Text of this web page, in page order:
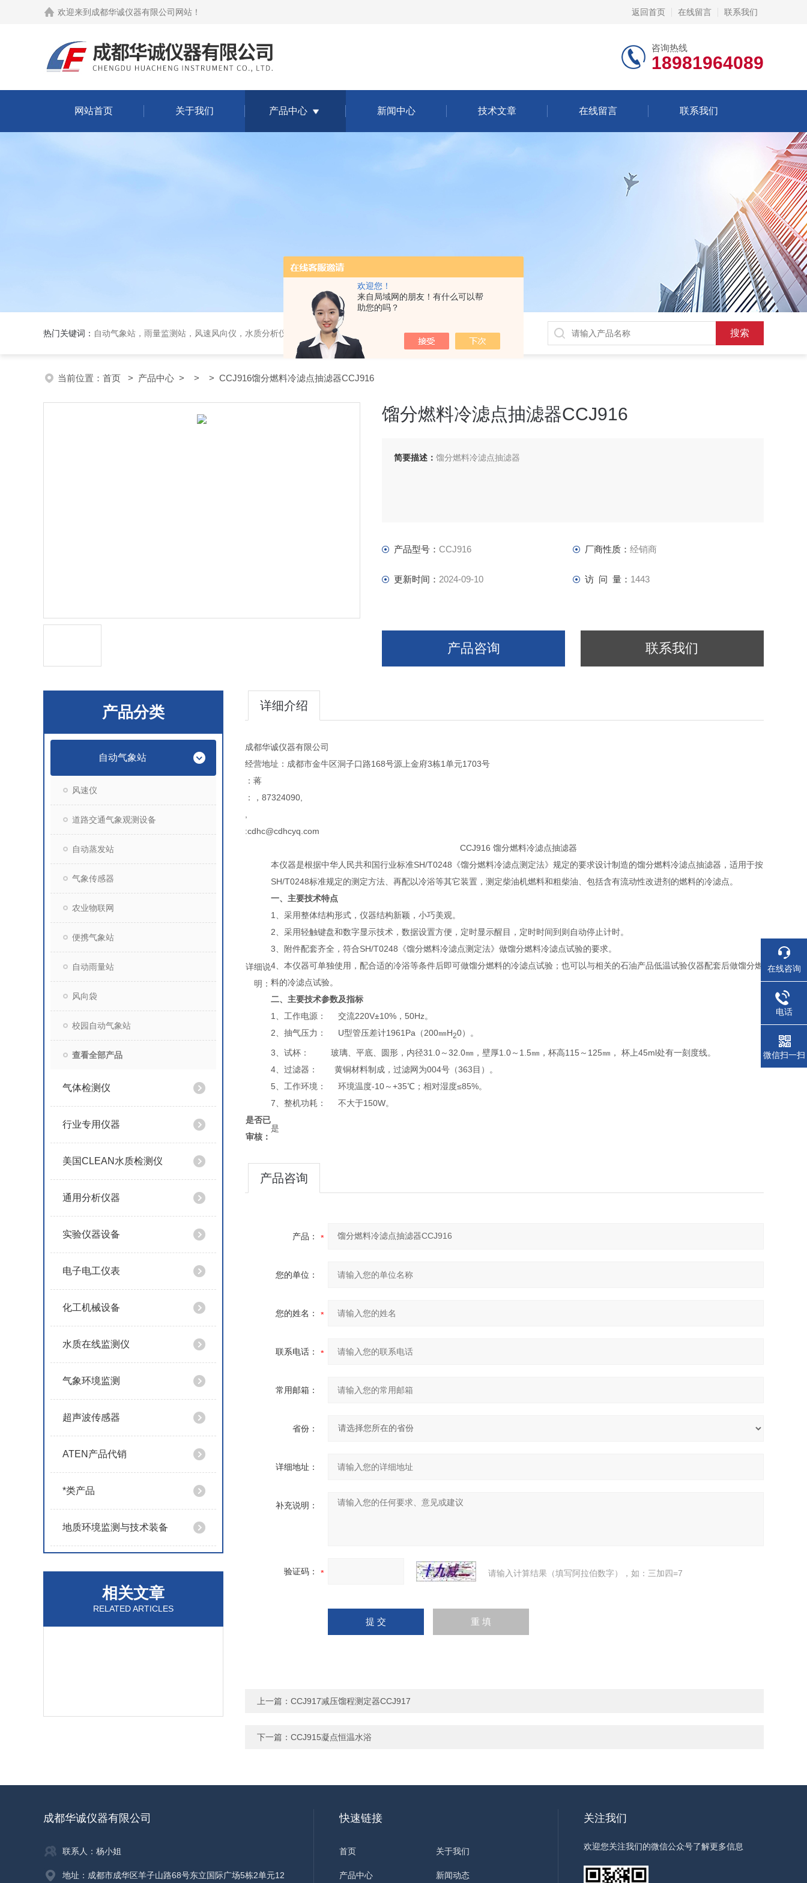
欢迎您！
来自局域网的朋友！有什么可以帮
助您的吗？
欢迎来到 成都华诚仪器有限公司网站 ！ 返回首页 在线留言 联系我们
咨询热线
18981964089
网站首页 关于我们 产品中心 新闻中心 技术文章 在线留言 联系我们
热门关键词： 自动气象站，雨量监测站，风速风向仪，水质分析仪，气体分析报警器，
当前位置： 首页 > 产品中心 > > > CCJ916馏分燃料冷滤点抽滤器CCJ916
馏分燃料冷滤点抽滤器CCJ916
简要描述： 馏分燃料冷滤点抽滤器
产品型号： CCJ916 厂商性质： 经销商
更新时间： 2024-09-10 访 问 量： 1443
产品咨询 联系我们
产品分类
自动气象站
风速仪
道路交通气象观测设备
自动蒸发站
气象传感器
农业物联网
便携气象站
自动雨量站
风向袋
校园自动气象站
查看全部产品
气体检测仪
行业专用仪器
美国CLEAN水质检测仪
通用分析仪器
实验仪器设备
电子电工仪表
化工机械设备
水质在线监测仪
气象环境监测
超声波传感器
ATEN产品代销
*类产品
地质环境监测与技术装备
相关文章
RELATED ARTICLES
详细介绍
成都华诚仪器有限公司
经营地址：成都市金牛区洞子口路168号源上金府3栋1单元1703号
：蒋
：，87324090,
:cdhc@cdhcyq.com
详细说
明：
CCJ916 馏分燃料冷滤点抽滤器
本仪器是根据中华人民共和国行业标准SH/T0248《馏分燃料冷滤点测定法》规定的要求设计制造的馏分燃料冷滤点抽滤器，适用于按
SH/T0248标准规定的测定方法、再配以冷浴等其它装置，测定柴油机燃料和粗柴油、包括含有流动性改进剂的燃料的冷滤点。
一、主要技术特点
1、采用整体结构形式，仪器结构新颖，小巧美观。
2、采用轻触键盘和数字显示技术，数据设置方便，定时显示醒目，定时时间到则自动停止计时。
3、附件配套齐全，符合SH/T0248《馏分燃料冷滤点测定法》做馏分燃料冷滤点试验的要求。
4、本仪器可单独使用，配合适的冷浴等条件后即可做馏分燃料的冷滤点试验；也可以与相关的石油产品低温试验仪器配套后做馏分燃
料的冷滤点试验。
二、主要技术参数及指标
1、工作电源： 交流220V±10%，50Hz。
2、抽气压力： U型管压差计1961Pa（200㎜H20）。
3、试杯： 玻璃、平底、圆形，内径31.0～32.0㎜，壁厚1.0～1.5㎜，杯高115～125㎜， 杯上45ml处有一刻度线。
4、过滤器： 黄铜材料制成，过滤网为004号（363目）。
5、工作环境： 环境温度-10～+35℃；相对湿度≤85%。
7、整机功耗： 不大于150W。
是否已
审核：
是
产品咨询
产品：
您的单位：
您的姓名：
联系电话：
常用邮箱：
省份：
详细地址：
补充说明：
验证码： 请输入计算结果（填写阿拉伯数字），如：三加四=7
上一篇： CCJ917减压馏程测定器CCJ917
下一篇： CCJ915凝点恒温水浴
成都华诚仪器有限公司
联系人：杨小姐
地址：成都市成华区羊子山路68号东立国际广场5栋2单元12
快速链接
首页 关于我们
产品中心 新闻动态
关注我们
欢迎您关注我们的微信公众号了解更多信息
在线咨询
电话
微信扫一扫